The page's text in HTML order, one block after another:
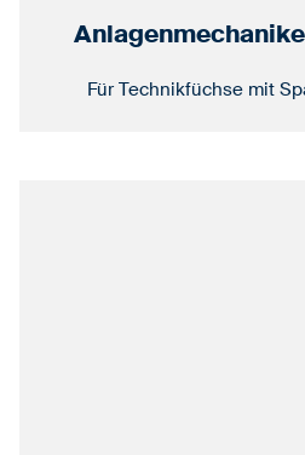
Für Technikfüchse mit